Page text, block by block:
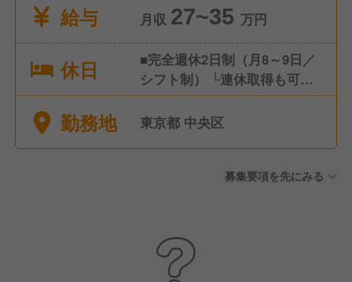
給与
月収 27~35 万円
休日
■完全週休2日制（月8～9日／
シフト制） └連休取得も可能
です └約2週間前に希望休をお
聞きし考慮します ■選択休暇
休暇（実績多数あり）
勤務地 東京都 中央区
募集要項を先にみる